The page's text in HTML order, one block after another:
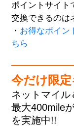
ポイントサイト
交換できるのは
・ お得なポイン
ちら
今だけ限
ネットマイ
最大400mile
を実施中!!